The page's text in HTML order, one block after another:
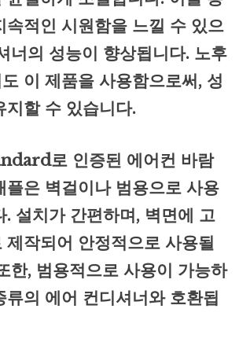
속적인 시원함을 느낄 수 있으
너의 성능이 향상됩니다. 노후
이 제품을 사용함으로써, 성
지할 수 있습니다.
로 인증된 에어컨 바람
플은 벽걸이나 범용으로 사용
. 설치가 간편하며, 벽면에 고
제작되어 안정적으로 사용될
한, 범용적으로 사용이 가능하
류의 에어 컨디셔너와 호환됩